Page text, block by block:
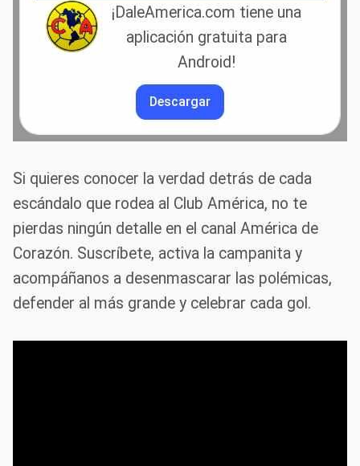
¡DaleAmerica.com tiene una
aplicación gratuita para
Android!
Descargar
Si quieres conocer la verdad detrás de cada
escándalo que rodea al Club América, no te
pierdas ningún detalle en el canal América de
Corazón. Suscríbete, activa la campanita y
acompáñanos a desenmascarar las polémicas,
defender al más grande y celebrar cada gol.